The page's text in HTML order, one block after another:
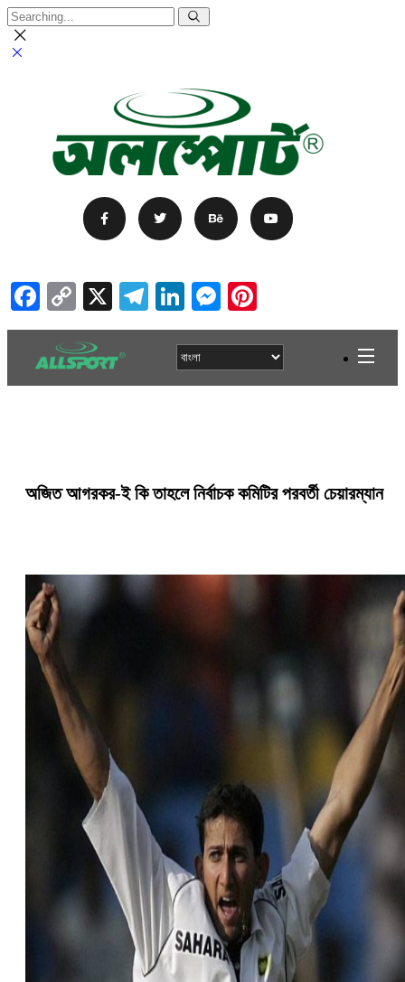
Facebook
Copy
Link
X Telegram
LinkedIn
Messenger
অজিত আগরকর-ই কি তাহলে নির্বাচক কমিটির পরবর্তী চেয়ারম্যান